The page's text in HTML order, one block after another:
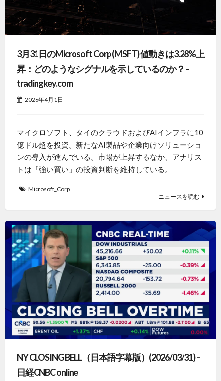
3月31日のMicrosoft Corp (MSFT) 値動きは3.28%上
昇：どのようなシグナルを示しているのか？ –
tradingkey.com
2026年4月1日
マイクロソフト、タイのクラウドおよびAIインフラに10
億ドル超を投資。新たなAI製品や企業向けソリューショ
ンの導入が進んでいる。市場が上昇するなか、アナリス
トは「強い買い」の投資判断を維持している。
Microsoft_Corp
ニュースを読む
NY CLOSING BELL（日本語字幕版）(2026/03/31) –
日経CNBC online